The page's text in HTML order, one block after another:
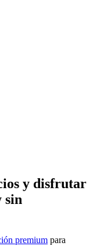
y disfrutar
sin
premium para